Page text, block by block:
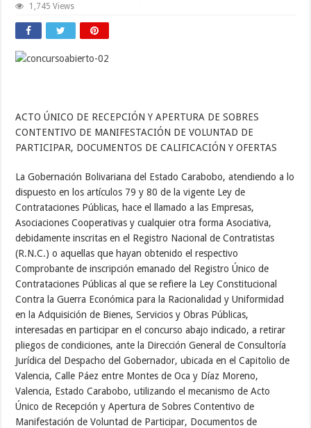
1,745 Views
ACTO ÚNICO DE RECEPCIÓN Y APERTURA DE SOBRES
CONTENTIVO DE MANIFESTACIÓN DE VOLUNTAD DE
PARTICIPAR, DOCUMENTOS DE CALIFICACIÓN Y OFERTAS
La Gobernación Bolivariana del Estado Carabobo, atendiendo a lo
dispuesto en los artículos 79 y 80 de la vigente Ley de
Contrataciones Públicas, hace el llamado a las Empresas,
Asociaciones Cooperativas y cualquier otra forma Asociativa,
debidamente inscritas en el Registro Nacional de Contratistas
(R.N.C.) o aquellas que hayan obtenido el respectivo
Comprobante de inscripción emanado del Registro Único de
Contrataciones Públicas al que se refiere la Ley Constitucional
Contra la Guerra Económica para la Racionalidad y Uniformidad
en la Adquisición de Bienes, Servicios y Obras Públicas,
interesadas en participar en el concurso abajo indicado, a retirar
pliegos de condiciones, ante la Dirección General de Consultoría
Jurídica del Despacho del Gobernador, ubicada en el Capitolio de
Valencia, Calle Páez entre Montes de Oca y Díaz Moreno,
Valencia, Estado Carabobo, utilizando el mecanismo de Acto
Único de Recepción y Apertura de Sobres Contentivo de
Manifestación de Voluntad de Participar, Documentos de